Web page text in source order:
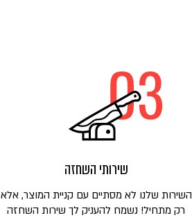
שירותי השחזה
השירות שלנו לא מסתיים עם קניית המוצר, אלא
רק מתחיל! נשמח להעניק לך שירות השחזה